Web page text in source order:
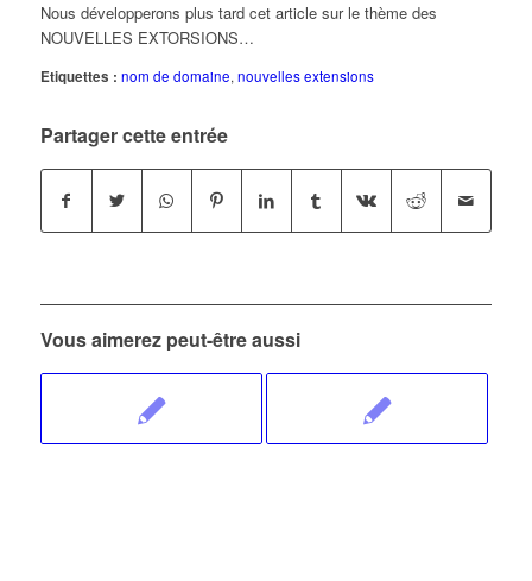
Nous développerons plus tard cet article sur le thème des
NOUVELLES EXTORSIONS…
Etiquettes : nom de domaine,nouvelles extensions
Partager cette entrée
Vous aimerez peut-être aussi